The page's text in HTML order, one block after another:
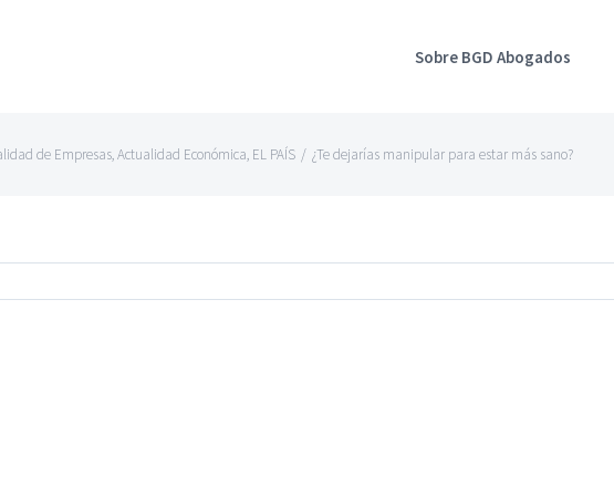
Sobre BGD Abogados
de Empresas,Actualidad Económica, EL PAÍS / ¿Te dejarías manipular para estar más sano?